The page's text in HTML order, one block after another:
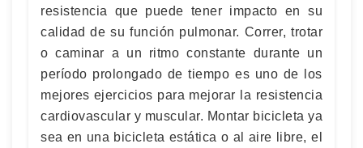
resistencia que puede tener impacto en su
calidad de su función pulmonar. Correr, trotar
o caminar a un ritmo constante durante un
período prolongado de tiempo es uno de los
mejores ejercicios para mejorar la resistencia
cardiovascular y muscular. Montar bicicleta ya
sea en una bicicleta estática o al aire libre, el